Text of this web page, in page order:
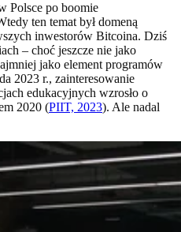
Polsce po boomie
ten temat był domeną
inwestorów Bitcoina. Dziś
– choć jeszcze nie jako
jako element programów
2023 r., zainteresowanie
edukacyjnych wzrosło o
2020 (PIIT, 2023). Ale nadal